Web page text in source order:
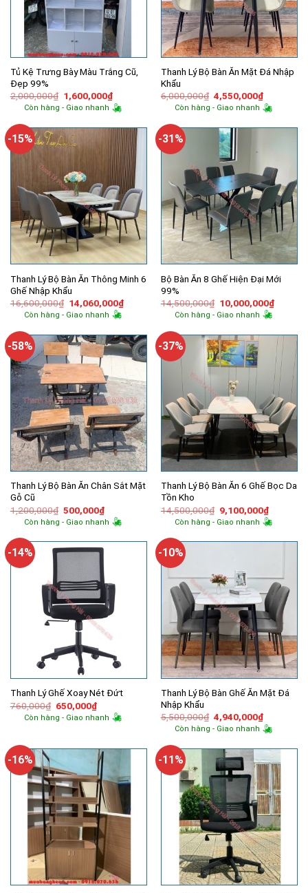
Tủ Kệ Trưng Bày Màu Trắng Cũ,
Đẹp 99%
2,000,000₫ Giá
gốc
là:
1,600,000₫Giá
hiện
tại
1,600,000₫.
Còn hàng - Giao nhanh
Thanh Lý Bộ Bàn Ăn Mặt Đá Nhập
Khẩu
6,000,000₫ Giá
gốc
là:
4,550,000₫Giá
hiện
tại
Còn hàng - Giao nhanh
-15%
Thanh Lý Bộ Bàn Ăn Thông Minh 6
Ghế Nhập Khẩu
16,600,000₫ Giá
gốc
là:
14,060,000₫Giá
hiện
14,060,000₫.
Còn hàng - Giao nhanh
-31%
Bộ Bàn Ăn 8 Ghế Hiện Đại Mới
99%
14,500,000₫ Giá
gốc
là:
10,000,000₫Giá
hiện
Còn hàng - Giao nhanh
-58%
Thanh Lý Bộ Bàn Ăn Chân Sắt Mặt
Gỗ Cũ
1,200,000₫ Giá
gốc
là:
500,000₫Giá
hiện
tại
500,000₫.
Còn hàng - Giao nhanh
-37%
Thanh Lý Bộ Bàn Ăn 6 Ghế Bọc Da
Tồn Kho
14,500,000₫ Giá
gốc
là:
9,100,000₫Giá
hiện
tại
Còn hàng - Giao nhanh
-14%
Thanh Lý Ghế Xoay Nét Đứt
760,000₫ Giá
gốc
là:
650,000₫Giá
hiện
tại
Còn hàng - Giao nhanh
-10%
Thanh Lý Bộ Bàn Ghế Ăn Mặt Đá
Nhập Khẩu
5,500,000₫ Giá
gốc
là:
4,940,000₫Giá
hiện
tại
Còn hàng - Giao nhanh
-16% -11%